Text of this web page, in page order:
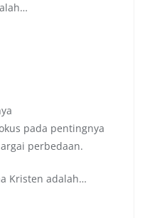
pada pentingnya
perbedaan.
Kristen adalah…